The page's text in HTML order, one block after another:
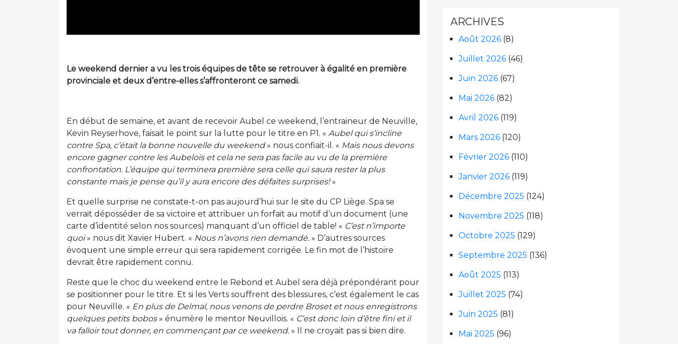
Le weekend dernier a vu les trois équipes de tête se retrouver à égalité en première
provinciale et deux d’entre-elles s’affronteront ce samedi.
En début de semaine, et avant de recevoir Aubel ce weekend, l’entraineur de Neuville,
Kevin Reyserhove, faisait le point sur la lutte pour le titre en P1. « Aubel qui s’incline
contre Spa, c’était la bonne nouvelle du weekend» nous confiait-il. « Mais nous devons
encore gagner contre les Aubelois et cela ne sera pas facile au vu de la première
confrontation. L’équipe qui terminera première sera celle qui saura rester la plus
constante mais je pense qu’il y aura encore des défaites surprises!»
Et quelle surprise ne constate-t-on pas aujourd’hui sur le site du CP Liège. Spa se
verrait déposséder de sa victoire et attribuer un forfait au motif d’un document (une
carte d’identité selon nos sources) manquant d’un officiel de table! « C’est n’importe
quoi» nous dit Xavier Hubert. « Nous n’avons rien demandé. » D’autres sources
évoquent une simple erreur qui sera rapidement corrigée. Le fin mot de l’histoire
devrait être rapidement connu.
Reste que le choc du weekend entre le Rebond et Aubel sera déjà prépondérant pour
se positionner pour le titre. Et si les Verts souffrent des blessures, c’est également le cas
pour Neuville. « En plus de Delmal, nous venons de perdre Broset et nous enregistrons
quelques petits bobos» énumère le mentor Neuvillois. « C’est donc loin d’être fini et il
va falloir tout donner, en commençant par ce weekend. » Il ne croyait pas si bien dire.
ARCHIVES
Août 2026 (8)
Juillet 2026 (46)
Juin 2026 (67)
Mai 2026 (82)
Avril 2026 (119)
Mars 2026 (120)
Février 2026 (110)
Janvier 2026 (119)
Décembre 2025 (124)
Novembre 2025 (118)
Octobre 2025 (129)
Septembre 2025 (136)
Août 2025 (113)
Juillet 2025 (74)
Juin 2025 (81)
Mai 2025 (96)